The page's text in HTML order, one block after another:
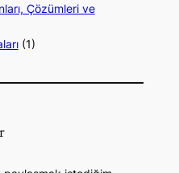
Çözümleri ve
(1)